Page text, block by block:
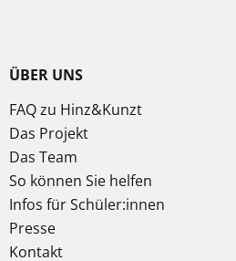
ÜBER UNS
FAQ zu Hinz&Kunzt
Das Projekt
Das Team
So können Sie helfen
Infos für Schüler:innen
Presse
Kontakt